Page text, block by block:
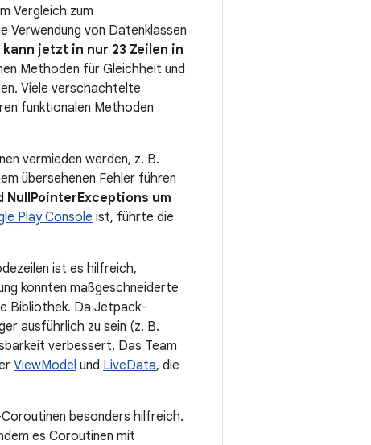
Vergleich zum
Verwendung von Datenklassen
jetzt in nur 23 Zeilen in
Methoden für Gleichheit und
Viele verschachtelte
funktionalen Methoden
vermieden werden, z. B.
übersehenen Fehler führen
um
Play Console ist, führte die
ist es hilfreich,
konnten maßgeschneiderte
Bibliothek. Da Jetpack-
ausführlich zu sein (z. B.
verbessert. Das Team
ViewModel und LiveData, die
besonders hilfreich.
es Coroutinen mit